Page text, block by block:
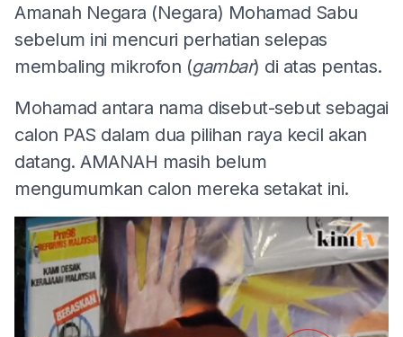
Amanah Negara (Negara) Mohamad Sabu
sebelum ini mencuri perhatian selepas
membaling mikrofon (gambar) di atas pentas.
Mohamad antara nama disebut-sebut sebagai
calon PAS dalam dua pilihan raya kecil akan
datang. AMANAH masih belum
mengumumkan calon mereka setakat ini.